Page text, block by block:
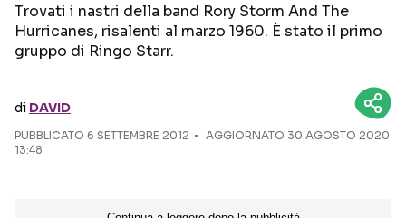
Trovati i nastri della band Rory Storm And The
Hurricanes, risalenti al marzo 1960. È stato il primo
gruppo di Ringo Starr.
di DAVID
PUBBLICATO 6 SETTEMBRE 2012
AGGIORNATO 30 AGOSTO 2020
13:48